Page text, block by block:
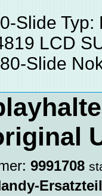
Slide Typ:
LCD
Slide
9991708